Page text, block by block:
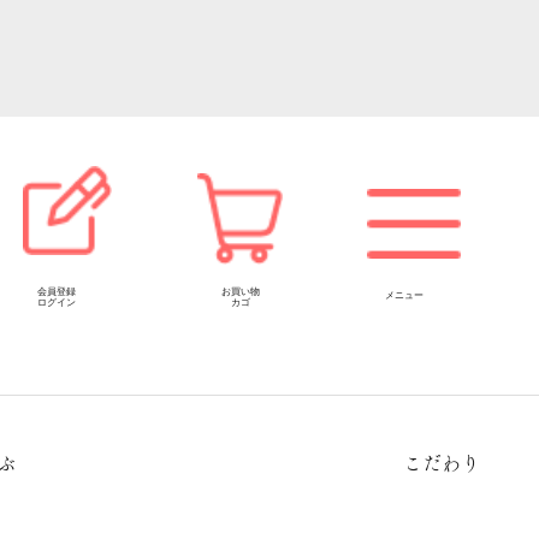
会員登録
ログイン
お買い物
カゴ
メニュー
こだわり